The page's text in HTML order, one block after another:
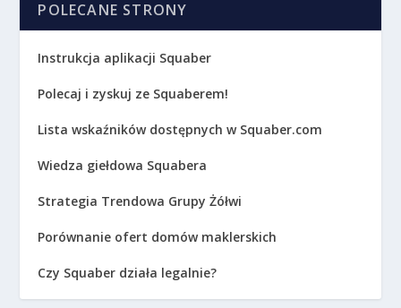
POLECANE STRONY
Instrukcja aplikacji Squaber
Polecaj i zyskuj ze Squaberem!
Lista wskaźników dostępnych w Squaber.com
Wiedza giełdowa Squabera
Strategia Trendowa Grupy Żółwi
Porównanie ofert domów maklerskich
Czy Squaber działa legalnie?